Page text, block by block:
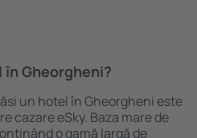
Gheorgheni?
un hotel în Gheorgheni este
cazare eSky. Baza mare de
o gamă largă de